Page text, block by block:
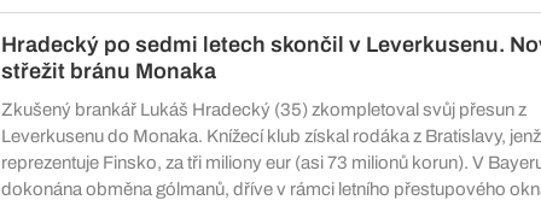
Hradecký po sedmi letech skončil v Leverkusenu.
střežit bránu Monaka
Zkušený brankář Lukáš Hradecký (35) zkompletoval svůj přesun z
Leverkusenu do Monaka. Knížecí klub získal rodáka z Bratislavy, jenž
reprezentuje Finsko, za tři miliony eur (asi 73 milionů korun). V
dokonána obměna gólmanů, dříve v rámci letního přestupového